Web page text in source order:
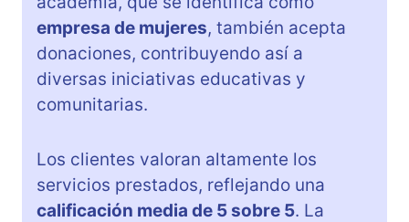
empresa de mujeres, también acepta
donaciones, contribuyendo así a
diversas iniciativas educativas y
comunitarias.
Los clientes valoran altamente los
servicios prestados, reflejando una
calificación media de 5 sobre 5. La